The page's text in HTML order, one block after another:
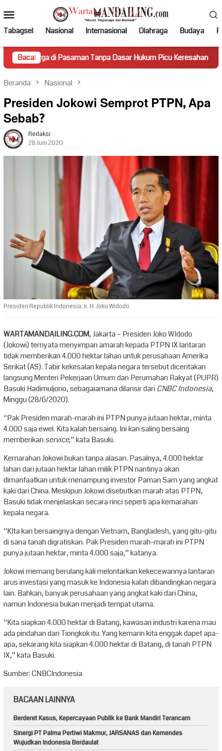
ke
kontenMobile
Tabagsel Nasional Internasional Olahraga Budaya
Baca:
Pasaman Tanpa Dasar Hukum Picu Keresahan Truk
Beranda Nasional
Presiden Jokowi Semprot PTPN, Apa
Sebab?
Redaksi
28 Juni 2020
Presiden Republik Indonesia, Ir. H. Joko Widodo
WARTAMANDAILING.COM, Jakarta – Presiden Joko WIdodo
(Jokowi) ternyata menyimpan amarah kepada PTPN IX lantaran
tidak memberikan 4.000 hektar lahan untuk perusahaan Amerika
Serikat (AS). Tabir kekesalan kepala negara tersebut diceritakan
langsung Menteri Pekerjaan Umum dan Perumahan Rakyat (PUPR)
Basuki Hadimuljono, sebagaiamana dilansir dariCNBC Indonesia,
Minggu (28/6/2020).
“Pak Presiden marah-marah ini PTPN punya jutaan hektar, minta
4.000 saja ewel. Kita kalah bersaing. Ini kan saling bersaing
memberikanservice,” kata Basuki.
Kemarahan Jokowi bukan tanpa alasan. Pasalnya, 4.000 hektar
lahan dari jutaan hektar lahan milik PTPN nantinya akan
dimanfaatkan untuk menampung investor Paman Sam yang angkat
kaki dari China. Meskipun Jokowi disebutkan marah atas PTPN,
Basuki tidak menjelaskan secara rinci seperti apa kemarahan
kepala negara.
“KIta kan bersaingnya dengan Vietnam, Bangladesh, yang gitu-gitu
di sana tanah digratiskan. Pak Presiden marah-marah ini PTPN
punya jutaan hektar, minta 4.000 saja,” katanya.
Jokowi memang berulang kali melontarkan kekecewannya lantaran
arus investasi yang masuk ke Indonesia kalah dibandingkan negara
lain. Bahkan, banyak perusahaan yang angkat kaki dari China,
namun Indonesia bukan menjadi tempat utama.
“Kita siapkan 4.000 hektar di Batang, kawasan industri karena mau
ada pindahan dari Tiongkok itu. Yang kemarin kita enggak dapet apa-
apa, sekarang kita siapkan 4.000 hektar di Batang, di tanah PTPN
IX,” kata Basuki.
Sumber: CNBCIndonesia
BACAAN LAINNYA
Berderet Kasus, Kepercayaan Publik ke Bank Mandiri Terancam
Sinergi PT Palma Pertiwi Makmur, JARSANAS dan Kemendes
Wujudkan Indonesia Berdaulat